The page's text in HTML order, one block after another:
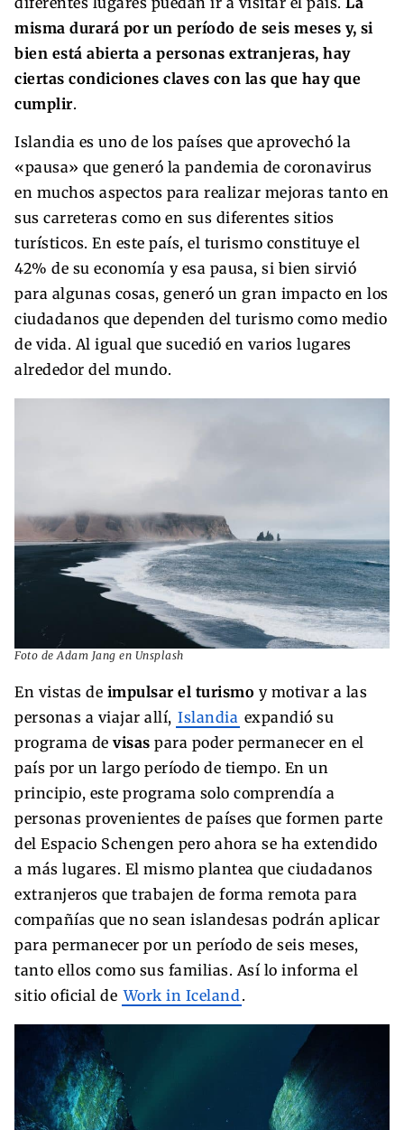
misma durará por un período de seis meses y, si
bien está abierta a personas extranjeras, hay
ciertas condiciones claves con las que hay que
cumplir.
Islandia es uno de los países que aprovechó la
«pausa» que generó la pandemia de coronavirus
en muchos aspectos para realizar mejoras tanto en
sus carreteras como en sus diferentes sitios
turísticos. En este país, el turismo constituye el
42% de su economía y esa pausa, si bien sirvió
para algunas cosas, generó un gran impacto en los
ciudadanos que dependen del turismo como medio
de vida. Al igual que sucedió en varios lugares
alrededor del mundo.
Foto de Adam Jang en Unsplash
En vistas de impulsar el turismo y motivar a las
personas a viajar allí, Islandia expandió su
programa de visas para poder permanecer en el
país por un largo período de tiempo. En un
principio, este programa solo comprendía a
personas provenientes de países que formen parte
del Espacio Schengen pero ahora se ha extendido
a más lugares. El mismo plantea que ciudadanos
extranjeros que trabajen de forma remota para
compañías que no sean islandesas podrán aplicar
para permanecer por un período de seis meses,
tanto ellos como sus familias. Así lo informa el
sitio oficial de Work in Iceland .